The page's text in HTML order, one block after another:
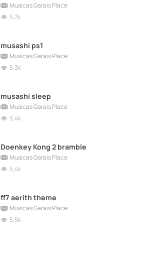
Musicas Garais Place
5,7k
musashi ps1
Musicas Garais Place
5,3k
musashi sleep
Musicas Garais Place
5,4k
Doenkey Kong 2 bramble
Musicas Garais Place
5,4k
ff7 aerith theme
Musicas Garais Place
5,5k